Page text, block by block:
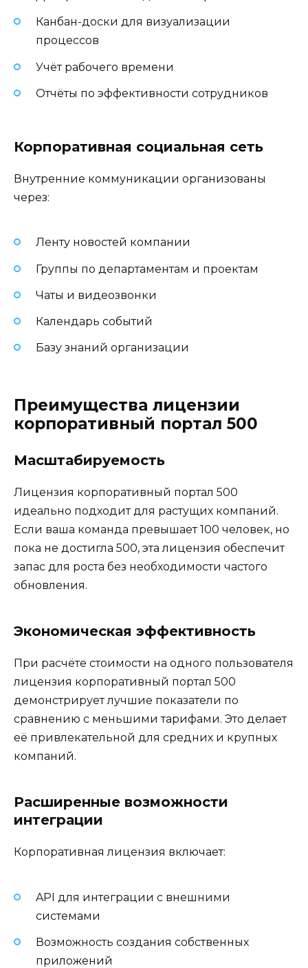
Канбан-доски для визуализации
процессов
Учёт рабочего времени
Отчёты по эффективности сотрудников
Корпоративная социальная сеть
Внутренние коммуникации организованы
через:
Ленту новостей компании
Группы по департаментам и проектам
Чаты и видеозвонки
Календарь событий
Базу знаний организации
Преимущества лицензии
корпоративный портал 500
Масштабируемость
Лицензия корпоративный портал 500
идеально подходит для растущих компаний.
Если ваша команда превышает 100 человек, но
пока не достигла 500, эта лицензия обеспечит
запас для роста без необходимости частого
обновления.
Экономическая эффективность
При расчёте стоимости на одного пользователя
лицензия корпоративный портал 500
демонстрирует лучшие показатели по
сравнению с меньшими тарифами. Это делает
её привлекательной для средних и крупных
компаний.
Расширенные возможности
интеграции
Корпоративная лицензия включает:
API для интеграции с внешними
системами
Возможность создания собственных
приложений